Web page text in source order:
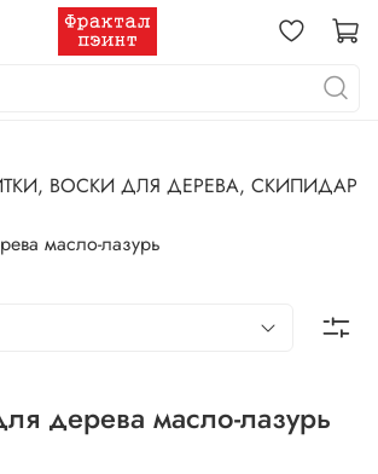
ВОСКИ ДЛЯ ДЕРЕВА, СКИПИДАР
масло-лазурь
дерева масло-лазурь